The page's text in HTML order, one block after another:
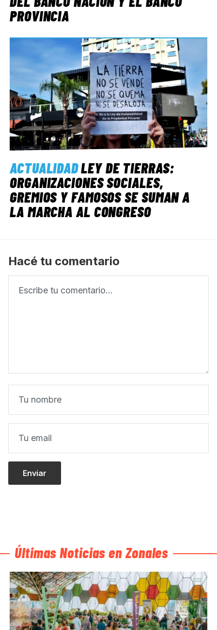
PROVINCIA
ACTUALIDADLEY DE TIERRAS:
ORGANIZACIONES SOCIALES,
GREMIOS Y FAMOSOS SE SUMAN A
LA MARCHA AL CONGRESO
Hacé tu comentario
Últimas Noticias en Zonales